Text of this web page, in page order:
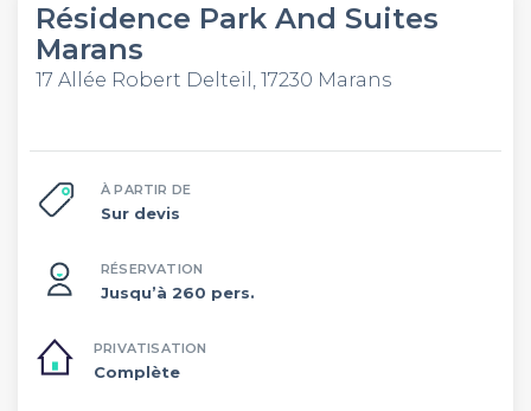
Résidence Park And Suites
Marans
17 Allée Robert Delteil, 17230 Marans
À PARTIR DE
Sur devis
RÉSERVATION
Jusqu’à 260 pers.
PRIVATISATION
Complète